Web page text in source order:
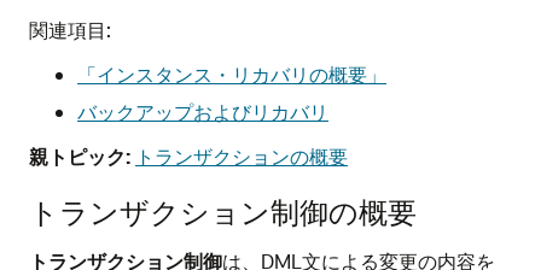
関連項目:
「インスタンス・リカバリの概要」
バックアップおよびリカバリ
親トピック: トランザクションの概要
トランザクション制御の概要
トランザクション制御は、DML文による変更の内容を